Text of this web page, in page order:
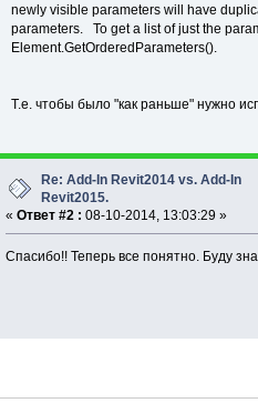
newly visible parameters will have
parameters. To get a list of just the
Element.GetOrderedParameters().
Т.е. чтобы было "как раньше" нужно
Re: Add-In Revit2014 vs. Add-In
Revit2015.
« Ответ #2 : 08-10-2014, 13:03:29 »
Спасибо!! Теперь все понятно. Буду